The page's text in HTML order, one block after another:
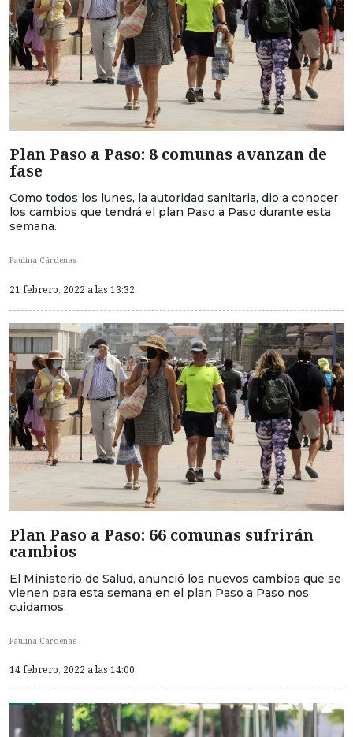
Plan Paso a Paso: 8 comunas avanzan de
fase
Como todos los lunes, la autoridad sanitaria, dio a conocer
los cambios que tendrá el plan Paso a Paso durante esta
semana.
Paulina Cárdenas
21 febrero, 2022 a las 13:32
Plan Paso a Paso: 66 comunas sufrirán
cambios
El Ministerio de Salud, anunció los nuevos cambios que se
vienen para esta semana en el plan Paso a Paso nos
cuidamos.
Paulina Cárdenas
14 febrero, 2022 a las 14:00